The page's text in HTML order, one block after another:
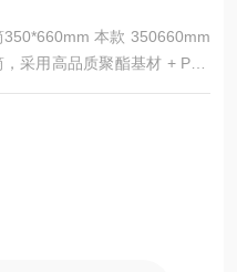
本款 350660mm
采用高品质聚酯基材 + PTF
业脉冲除尘器的通用高效过